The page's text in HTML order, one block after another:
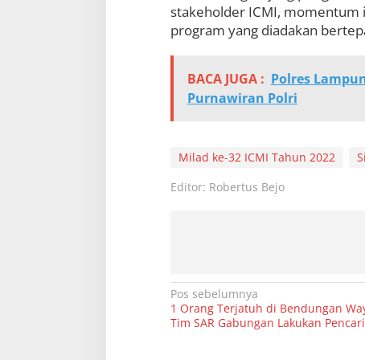
l
a
-
3
M
stakeholder ICMI, momentum
program yang diadakan
BACA JUGA : Polres
Purnawiran Polri
Milad ke-32 ICMI Tahun 2022
Editor: Robertus Bejo
N
a
Pos sebelumnya
1 Orang Terjatuh di Bendungan
Tim SAR Gabungan Lakukan